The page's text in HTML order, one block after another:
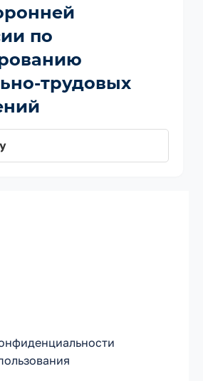
по
трудовых